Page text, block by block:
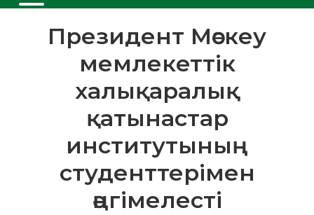
Президент Мәскеу
мемлекеттік
халықаралық
қатынастар
институтының
студенттерімен
әңгімелесті